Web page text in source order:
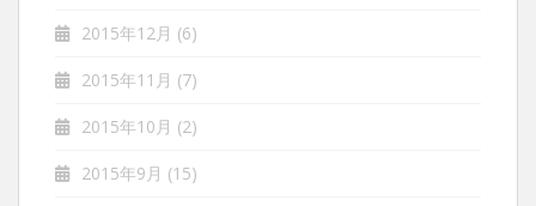
2015年12月 (6)
2015年11月 (7)
2015年10月 (2)
2015年9月 (15)